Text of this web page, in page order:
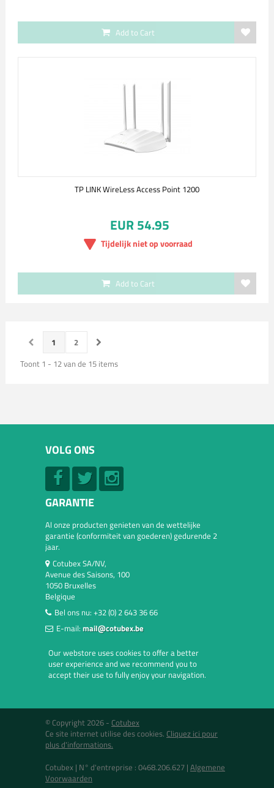
Add to Cart
TP LINK WireLess Access Point 1200
EUR 54.95
Tijdelijk niet op voorraad
Add to Cart
1
2
Toont 1 - 12 van de 15 items
VOLG ONS
GARANTIE
Al onze producten genieten van de wettelijke
garantie (conformiteit van goederen) gedurende 2
jaar.
Cotubex SA/NV,
Avenue des Saisons, 100
1050 Bruxelles
Belgique
Bel ons nu: +32 (0) 2 643 36 66
E-mail: mail@cotubex.be
Our webstore uses cookies to offer a better
user experience and we recommend you to
accept their use to fully enjoy your navigation.
© Copyright 2026 - Cotubex
Ce site internet utilise des cookies. Cliquez ici pour
plus d'informations.
Cotubex | N° d'entreprise : 0468.206.627 | Algemene
Voorwaarden